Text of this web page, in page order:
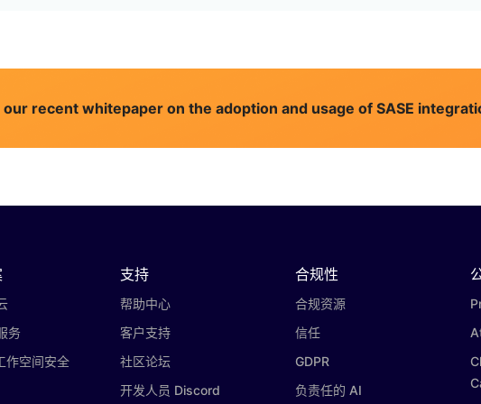
recent whitepaper on the adoption and usage of SASE
务
作空间安全
支持
帮助中心
客户支持
社区论坛
开发人员 Discord
合规性
合规资源
信任
GDPR
负责任的 AI